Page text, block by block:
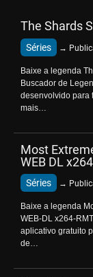
The Shards
Séries →
Baixe a legenda
Buscador de
desenvolvido para
mais…
Most
WEB DL
Séries →
Baixe a legenda
WEB-DL x264-
aplicativo gratuito
de…